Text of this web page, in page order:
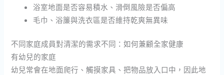
浴室地面是否容易積水、滑倒風險是否偏高
毛巾、浴簾與洗衣區是否維持乾爽無異味
不同家庭成員對清潔的需求不同：如何兼顧全家健康
有幼兒的家庭
幼兒常會在地面爬行、觸摸家具、把物品放入口中，因此地